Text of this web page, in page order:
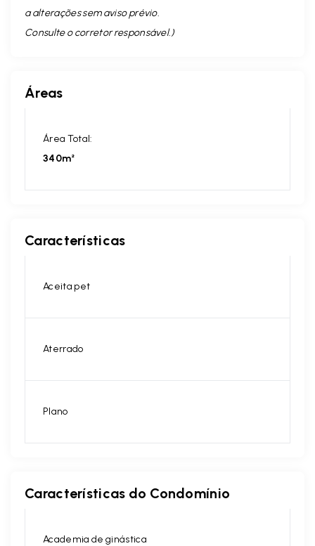
a alterações sem aviso prévio.
Consulte o corretor responsável. )
Áreas
Área Total:
340m²
Características
Aceita pet
Aterrado
Plano
Características do Condomínio
Academia de ginástica